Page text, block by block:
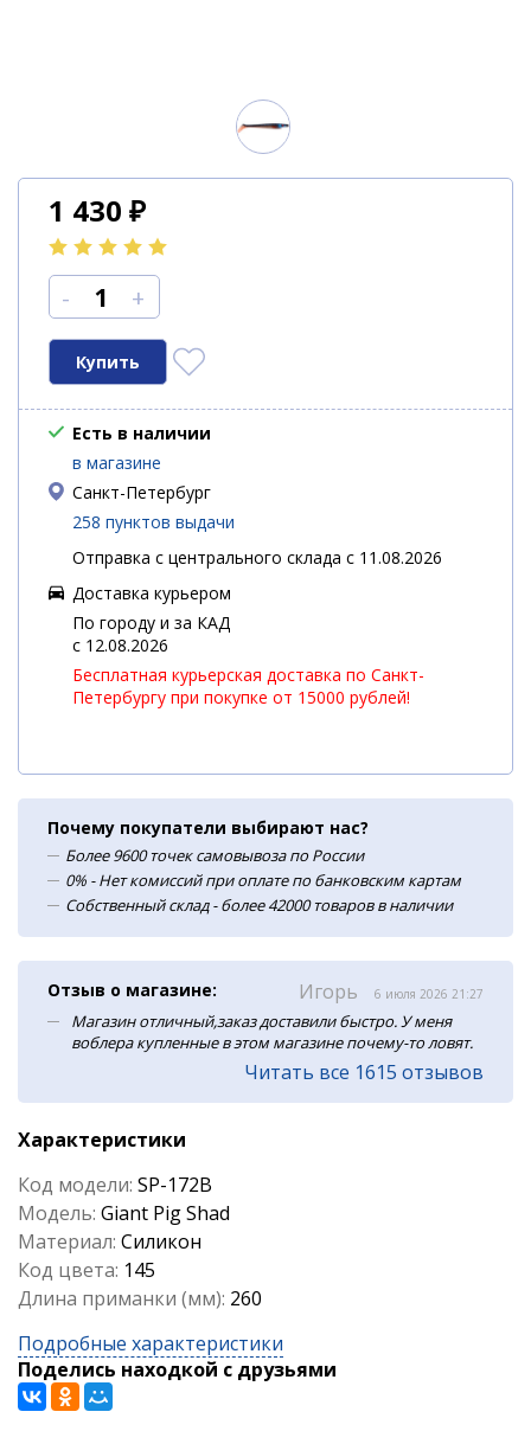
1 430 ₽
- +
Есть в наличии
в магазине
Санкт-Петербург
258 пунктов выдачи
Отправка с центрального склада с 11.08.2026
Доставка курьером
По городу и за КАД
c 12.08.2026
Бесплатная курьерская доставка по Санкт-
Петербургу при покупке от 15000 рублей!
Почему покупатели выбирают нас?
Более 9600 точек самовывоза по России
0% - Нет комиссий при оплате по банковским картам
Собственный склад - более 42000 товаров в наличии
Отзыв о магазине: Игорь 6 июля 2026 21:27
Магазин отличный,заказ доставили быстро. У меня
воблера купленные в этом магазине почему-то ловят.
Читать все 1615 отзывов
Характеристики
Код модели: SP-172B
Модель: Giant Pig Shad
Материал: Силикон
Код цвета: 145
Длина приманки (мм): 260
Подробные характеристики
Поделись находкой с друзьями